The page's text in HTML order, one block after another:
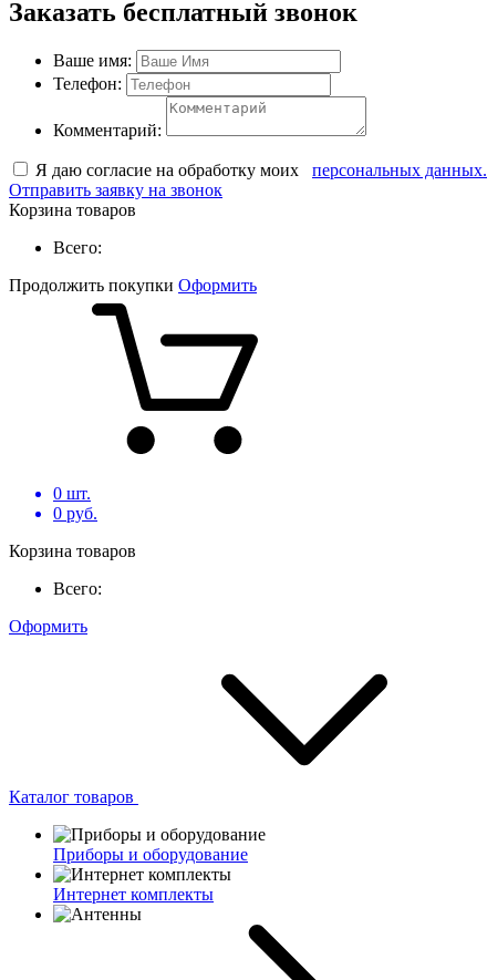
Заказать бесплатный звонок
Ваше имя:
Телефон:
Комментарий:
Я даю согласие на обработку моих
персональных данных.
Отправить заявку на звонок
Корзина товаров
Всего:
Продолжить покупки Оформить
0 шт.
0 руб.
Корзина товаров
Всего:
Оформить
Каталог товаров
Приборы и оборудование
Интернет комплекты